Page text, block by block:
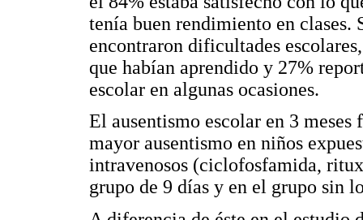
tenía buen rendimiento en clases.
encontraron dificultades
que habían aprendido y 27%
escolar en algunas ocasiones.
El ausentismo escolar en 3
mayor ausentismo en niños
intravenosos (ciclofosfamida,
grupo de 9 días y en el grupo sin